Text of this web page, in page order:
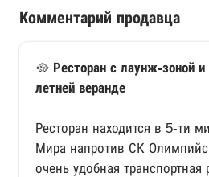
Комментарий продавца
🥘 Ресторан с лаунж-зоной и
летней веранде
Ресторан находится в 5-ти
Мира напротив СК
очень удобная транспортная